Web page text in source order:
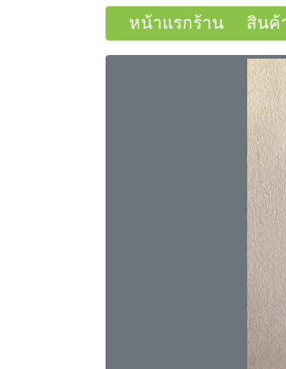
หน้าแรกร้าน สินค้